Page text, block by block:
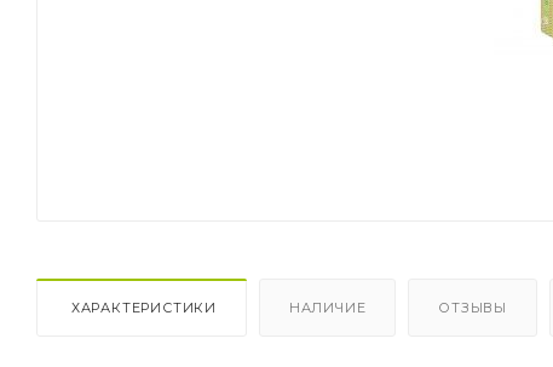
ХАРАКТЕРИСТИКИ НАЛИЧИЕ ОТЗЫВЫ